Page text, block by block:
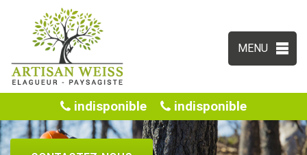
MENU
indisponible indisponible